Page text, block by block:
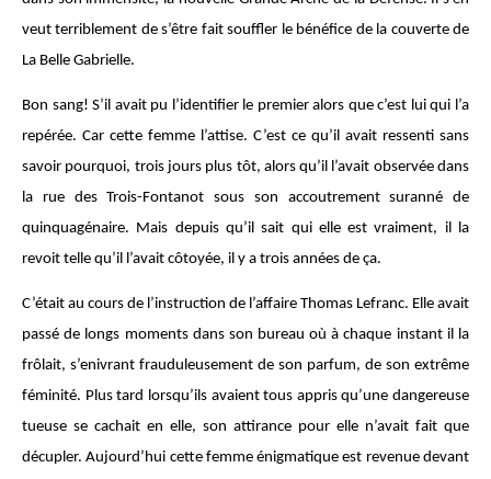
veut terriblement de s’être fait souffler le bénéfice de la couverte de
La Belle Gabrielle.
Bon sang! S’il avait pu l’identifier le premier alors que c’est lui qui l’a
repérée. Car cette femme l’attise. C’est ce qu’il avait ressenti sans
savoir pourquoi, trois jours plus tôt, alors qu’il l’avait observée dans
la rue des Trois-Fontanot sous son accoutrement suranné de
quinquagénaire. Mais depuis qu’il sait qui elle est vraiment, il la
revoit telle qu’il l’avait côtoyée, il y a trois années de ça.
C’était au cours de l’instruction de l’affaire Thomas Lefranc. Elle avait
passé de longs moments dans son bureau où à chaque instant il la
frôlait, s’enivrant frauduleusement de son parfum, de son extrême
féminité. Plus tard lorsqu’ils avaient tous appris qu’une dangereuse
tueuse se cachait en elle, son attirance pour elle n’avait fait que
décupler. Aujourd’hui cette femme énigmatique est revenue devant